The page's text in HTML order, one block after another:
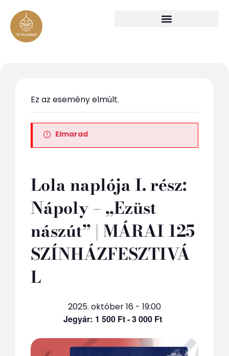
Ez az esemény elmúlt.
Elmarad
Lola naplója I. rész:
Nápoly – „Ezüst
nászút” | MÁRAI 125
SZÍNHÁZFESZTIVÁ
L
2025. október 16 - 19:00
1 500 Ft - 3 000 Ft